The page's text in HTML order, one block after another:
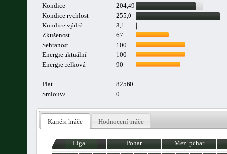
Kondice
204,49
Kondice-rychlost
255,0
Kondice-výdrž
3,1
Zkušenost
67
Sehranost
100
Energie aktuální
100
Energie celková
90
Plat
82560
Smlouva
0
Kariéra hráče Hodnocení hráče
Liga Pohar Mez. pohar